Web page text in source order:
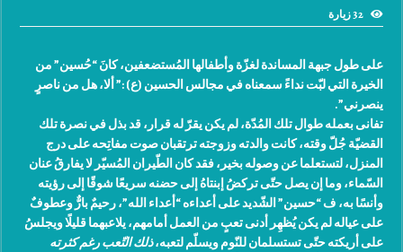
32 زيارة
على طول جبهة المساندة لغزّة وأطفالها المُستضعفين، كانَ “حُسين” من
الخيرة التي لبّت نداءً سمعناه في مجالس الحسين (ع) :” ألا، هل من ناصرٍ
ينصرني”.
تفانى بعمله طوال تلك المُدّة، لم يكن يقرّ له قرار، قد بذل في نصرة تلك
القضيّة جُلّ وقته، كانت والدته وزوجته ترتقبان صوت مفاتِحه على درج
المنزل، لتستعلما عن وصوله بخير، فقد كان الطّيران المُسيّر لا يفارقُ عنان
السّماء، وما إن يصل حتّى تركضُ إبنتاهُ إلى حضنه سريعًا شوقًا إلى رؤيته
وأنسًا به، ف “حسين” الشّديد على أعداءه “أعداء الله”، رحيمٌ بارٌّ وعطوفٌ
على عياله لم يكن يُظهِر أدنى تعبٍ من العمل أمامهم، يلاعبهما قليلًا ويجلسُ
على أريكته حتّى تستسلمان للنّوم ويسلّم لتعبه،ذلك التّعب رغم كثرته